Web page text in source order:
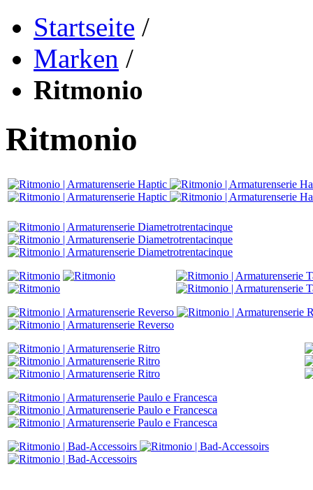
Startseite /
Marken /
Ritmonio
Ritmonio